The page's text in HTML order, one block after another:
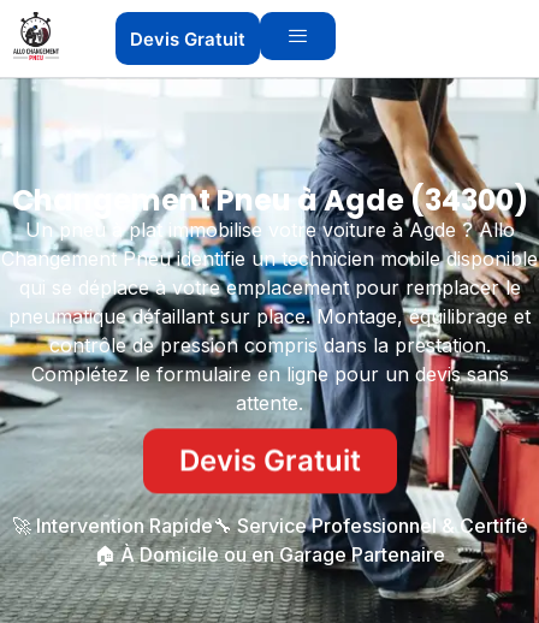
Devis Gratuit
Changement Pneu à Agde (34300)
Un pneu à plat immobilise votre voiture à Agde ? Allo
Changement Pneu identifie un technicien mobile disponible
qui se déplace à votre emplacement pour remplacer le
pneumatique défaillant sur place. Montage, équilibrage et
contrôle de pression compris dans la prestation.
Complétez le formulaire en ligne pour un devis sans
attente.
Devis Gratuit
🚀 Intervention Rapide🔧 Service Professionnel & Certifié
🏠 À Domicile ou en Garage Partenaire